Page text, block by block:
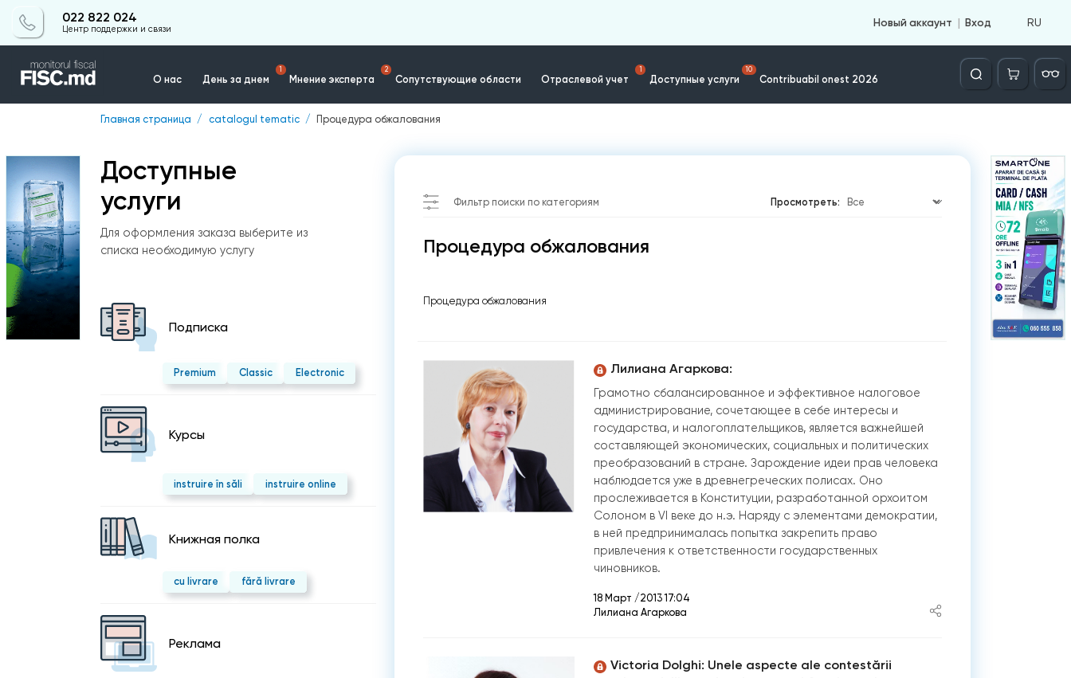
022 822 024
Центр поддержки и связи
Новый аккаунт Вход RU
О нас День за днем
1
Мнение эксперта
2
Сопутствующие области Отраслевой учет
1
Доступные услуги
10
Contribuabil onest 2026
Căutare
Главная страница catalogul tematic Процедура обжалования
Доступные
услуги
Для оформления заказа выберите из
списка необходимую услугу
Подписка
Premium Classic Electronic
Курсы
instruire în săli instruire online
Kнижная полка
cu livrare fără livrare
Реклама
Фильтр поиски по категориям Просмотреть:
Процедура обжалования
Процедура обжалования
Лилиана Агаркова:
Грамотно сбалансированное и эффективное налоговое
администрирование, сочетающее в себе интересы и
государства, и налогоплательщиков, является важнейшей
составляющей экономических, социальных и политических
преобразований в стране. Зарождение идеи прав человека
наблюдается уже в древнегреческих полисах. Оно
прослеживается в Конституции, разработанной орхоитом
Солоном в VI веке до н.э. Наряду с элементами демократии,
в ней предпринималась попытка закрепить право
привлечения к ответственности государственных
чиновников.
18 Март /2013 17:04
Лилиана Агаркова
Victoria Dolghi: Unele aspecte ale contestării